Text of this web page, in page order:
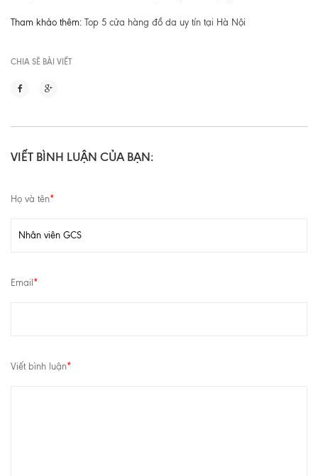
Tham khảo thêm: Top 5 cửa hàng đồ da uy tín tại Hà Nội
CHIA SẼ BÀI VIẾT
VIẾT BÌNH LUẬN CỦA BẠN:
Họ và tên*
Email *
Viết bình luận*